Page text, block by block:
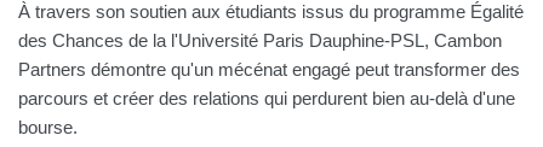
À travers son soutien aux étudiants issus du programme Égalité
des Chances de la l'Université Paris Dauphine-PSL, Cambon
Partners démontre qu'un mécénat engagé peut transformer des
parcours et créer des relations qui perdurent bien au-delà d'une
bourse.